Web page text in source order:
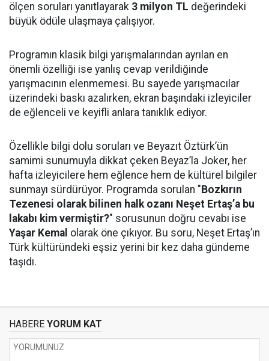
ölçen soruları yanıtlayarak 3 milyon TL değerindeki
büyük ödüle ulaşmaya çalışıyor.
Programın klasik bilgi yarışmalarından ayrılan en
önemli özelliği ise yanlış cevap verildiğinde
yarışmacının elenmemesi. Bu sayede yarışmacılar
üzerindeki baskı azalırken, ekran başındaki izleyiciler
de eğlenceli ve keyifli anlara tanıklık ediyor.
Özellikle bilgi dolu soruları ve Beyazıt Öztürk’ün
samimi sunumuyla dikkat çeken Beyaz’la Joker, her
hafta izleyicilere hem eğlence hem de kültürel bilgiler
sunmayı sürdürüyor. Programda sorulan " Bozkırın
Tezenesi olarak bilinen halk ozanı Neşet Ertaş’a bu
lakabı kim vermiştir?" sorusunun doğru cevabı ise
Yaşar Kemal olarak öne çıkıyor. Bu soru, Neşet Ertaş’ın
Türk kültüründeki eşsiz yerini bir kez daha gündeme
taşıdı.
HABERE YORUM KAT